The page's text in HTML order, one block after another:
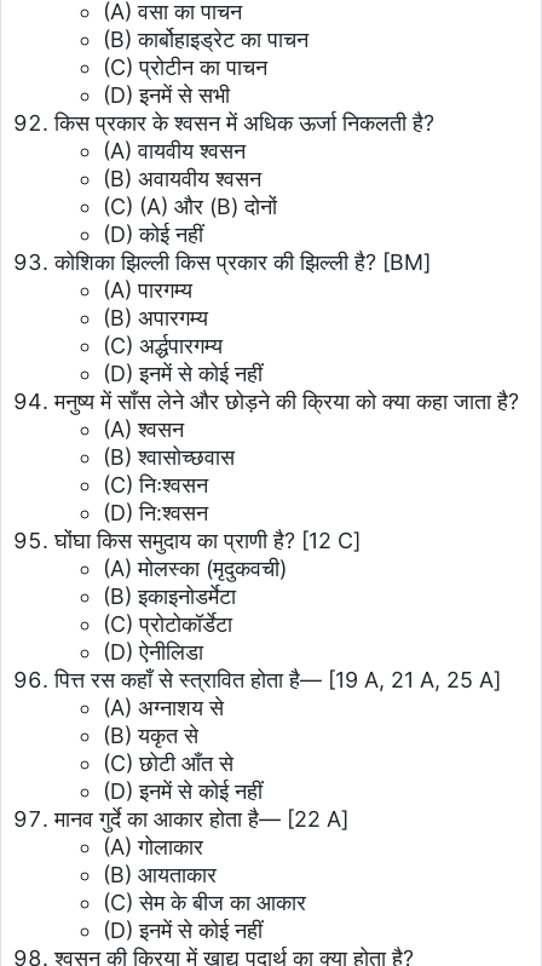
(A) वसा का पाचन
(B) कार्बोहाइड्रेट का पाचन
(C) प्रोटीन का पाचन
(D) इनमें से सभी
किस प्रकार के श्वसन में अधिक ऊर्जा निकलती है?
(A) वायवीय श्वसन
(B) अवायवीय श्वसन
(C) (A) और (B) दोनों
(D) कोई नहीं
कोशिका झिल्ली किस प्रकार की झिल्ली है? [BM]
(A) पारगम्य
(B) अपारगम्य
(C) अर्द्धपारगम्य
(D) इनमें से कोई नहीं
मनुष्य में साँस लेने और छोड़ने की क्रिया को क्या कहा जाता है?
(A) श्वसन
(B) श्वासोच्छवास
(C) निःश्वसन
(D) नि:श्वसन
घोंघा किस समुदाय का प्राणी है? [12 C]
(A) मोलस्का (मृदुकवची)
(B) इकाइनोडर्मेटा
(C) प्रोटोकॉर्डेटा
(D) ऐनीलिडा
पित्त रस कहाँ से स्त्रावित होता है— [19 A, 21 A, 25 A]
(A) अग्नाशय से
(B) यकृत से
(C) छोटी आँत से
(D) इनमें से कोई नहीं
मानव गुर्दे का आकार होता है— [22 A]
(A) गोलाकार
(B) आयताकार
(C) सेम के बीज का आकार
(D) इनमें से कोई नहीं
श्वसन की क्रिया में खाद्य पदार्थ का क्या होता है?